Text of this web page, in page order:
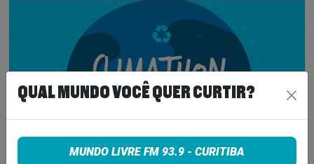
QUAL MUNDO VOCÊ QUER CURTIR?
MUNDO LIVRE FM 93.9 - CURITIBA